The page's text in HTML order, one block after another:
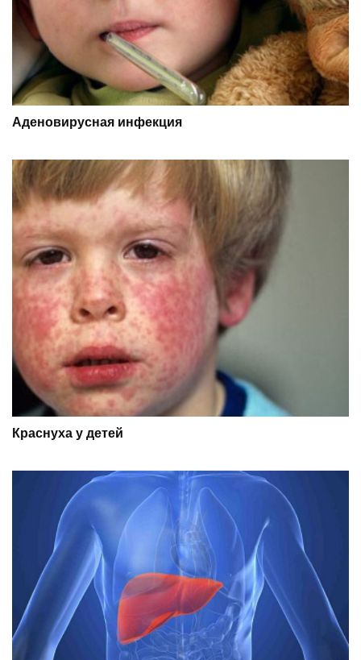
Аденовирусная инфекция
Краснуха у детей